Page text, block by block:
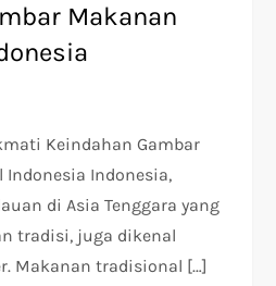
Makanan
Keindahan Gambar
Indonesia,
di Asia Tenggara yang
tradisi, juga dikenal
Makanan tradisional […]